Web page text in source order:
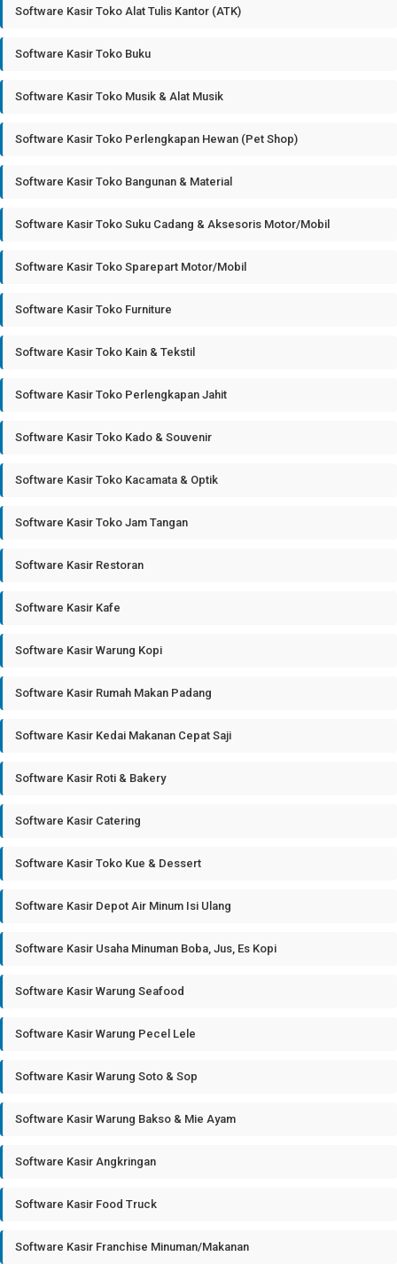
Software Kasir Toko Alat Tulis Kantor (ATK)
Software Kasir Toko Buku
Software Kasir Toko Musik & Alat Musik
Software Kasir Toko Perlengkapan Hewan (Pet Shop)
Software Kasir Toko Bangunan & Material
Software Kasir Toko Suku Cadang & Aksesoris Motor/Mobil
Software Kasir Toko Sparepart Motor/Mobil
Software Kasir Toko Furniture
Software Kasir Toko Kain & Tekstil
Software Kasir Toko Perlengkapan Jahit
Software Kasir Toko Kado & Souvenir
Software Kasir Toko Kacamata & Optik
Software Kasir Toko Jam Tangan
Software Kasir Restoran
Software Kasir Kafe
Software Kasir Warung Kopi
Software Kasir Rumah Makan Padang
Software Kasir Kedai Makanan Cepat Saji
Software Kasir Roti & Bakery
Software Kasir Catering
Software Kasir Toko Kue & Dessert
Software Kasir Depot Air Minum Isi Ulang
Software Kasir Usaha Minuman Boba, Jus, Es Kopi
Software Kasir Warung Seafood
Software Kasir Warung Pecel Lele
Software Kasir Warung Soto & Sop
Software Kasir Warung Bakso & Mie Ayam
Software Kasir Angkringan
Software Kasir Food Truck
Software Kasir Franchise Minuman/Makanan